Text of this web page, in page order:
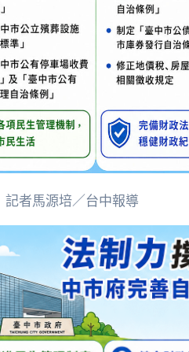
｜記者馬源培／台中報導